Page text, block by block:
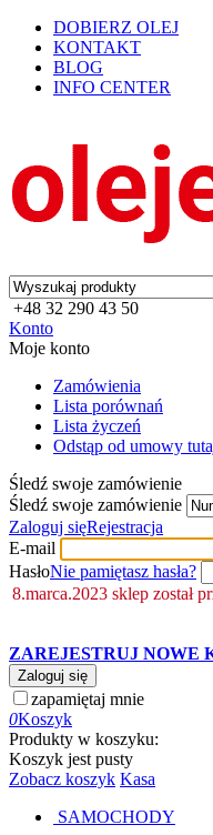
DOBIERZ OLEJ
KONTAKT
BLOG
INFO CENTER
+48 32 290 43 50
Konto
Moje konto
Zamówienia
Lista porównań
Lista życzeń
Odstąp od umowy
Śledź swoje zamówienie
Śledź swoje zamówienie
Zaloguj sięRejestracja
E-mail
HasłoNie pamiętasz hasła?
8.marca.2023 sklep został
ZAREJESTRUJ NOWE
Zaloguj się
zapamiętaj mnie
0Koszyk
Produkty w koszyku:
Koszyk jest pusty
Zobacz koszyk Kasa
SAMOCHODY